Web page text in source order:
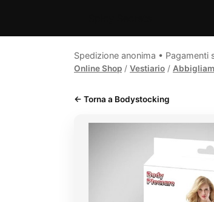
Spedizione anonima • Pagamenti
Online Shop / Vestiario /
← Torna a Bodystocking